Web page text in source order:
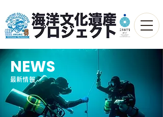
NEWS
最新情報